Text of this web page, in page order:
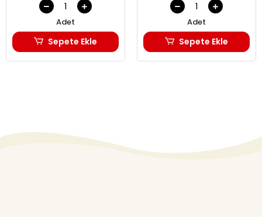
Adet
Sepete Ekle
Adet
Sepete Ekle